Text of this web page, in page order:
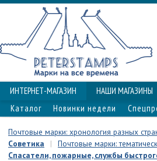
ИНТЕРНЕТ-МАГАЗИН НАШИ МАГАЗИНЫ
Каталог
Новинки недели
Почтовые марки: хронология разных
Советика
|
Почтовые марки:
Спасатели, пожарные, службы